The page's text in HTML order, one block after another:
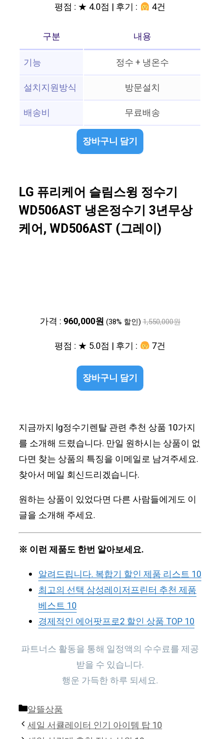
평점 : ★ 4.0점 | 후기 :
4건
구분
내용
기능
정수 + 냉온수
설치지원방식
방문설치
배송비
무료배송
장바구니 담기
LG 퓨리케어 슬림스윙 정수기
WD506AST 냉온정수기 3년무상
케어, WD506AST (그레이)
가격 : 960,000원 (38% 할인) 1,550,000원
평점 : ★ 5.0점 | 후기 : 7건
장바구니 담기
지금까지 lg정수기렌탈 관련 추천 상품 10가지
를 소개해 드렸습니다. 만일 원하시는 상품이 없
다면 찾는 상품의 특징을 이메일로 남겨주세요.
찾아서 메일 회신드리겠습니다.
원하는 상품이 있었다면 다른 사람들에게도 이
글을 소개해 주세요.
※ 이런 제품도 한번 알아보세요.
알려드립니다. 복합기 할인 제품 리스트 10
최고의 선택 삼성레이저프린터 추천 제품
베스트 10
경제적인 에어팟프로2 할인 상품 TOP 10
파트너스 활동을 통해 일정액의 수수료를 제공
받을 수 있습니다.
행운 가득한 하루 되세요.
Categories
알뜰상품
세일 서큘레이터 인기 아이템 탑 10